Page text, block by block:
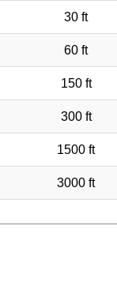
30 ft
60 ft
150 ft
300 ft
1500 ft
3000 ft